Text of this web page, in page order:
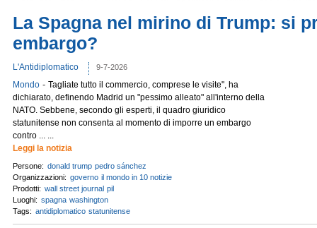
La Spagna nel mirino di Trump: si
embargo?
L'Antidiplomatico 9-7-2026
Mondo - Tagliate tutto il commercio, comprese le visite", ha
dichiarato, definendo Madrid un "pessimo alleato" all'interno della
NATO. Sebbene, secondo gli esperti, il quadro giuridico
statunitense non consenta al momento di imporre un embargo
contro ... ...
Leggi la notizia
Persone: donald trump pedro sánchez
Organizzazioni: governo il mondo in 10 notizie
Prodotti: wall street journal pil
Luoghi: spagna washington
Tags: antidiplomatico statunitense